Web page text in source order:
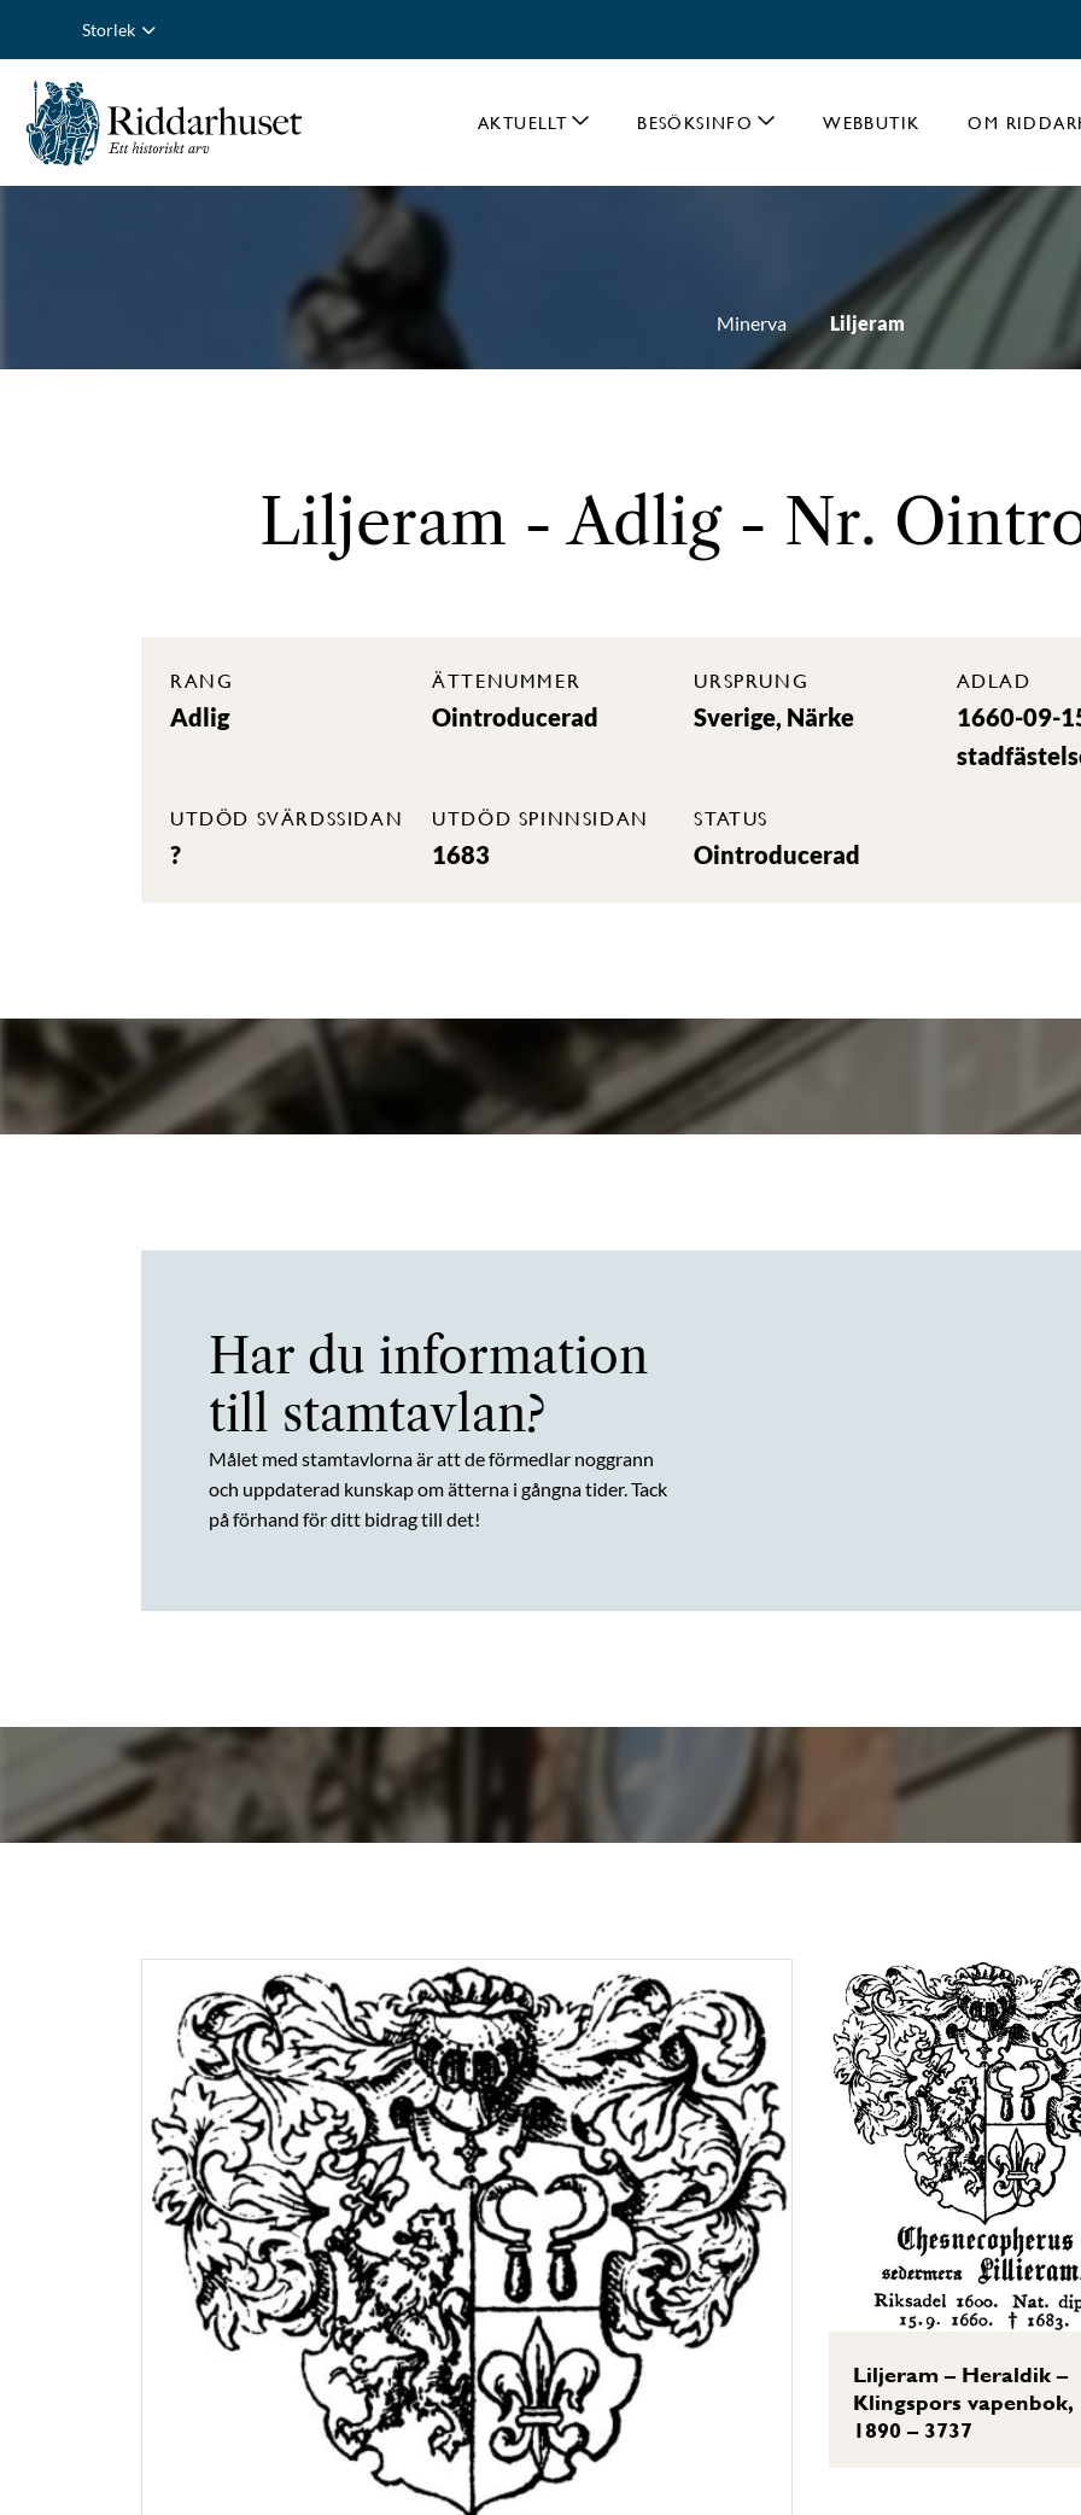
Storlek
AKTUELLT BESÖKSINFO WEBBUTIK OM
Minerva Liljeram
Liljeram - Adlig - Nr.
RANG
Adlig
ÄTTENUMMER
Ointroducerad
URSPRUNG
Sverige, Närke
ADLAD
1660-09-
UTDÖD SVÄRDSSIDAN
?
UTDÖD SPINNSIDAN
1683
STATUS
Ointroducerad
Har du information
till stamtavlan?
Målet med stamtavlorna är att de förmedlar noggrann
och uppdaterad kunskap om ätterna i gångna tider. Tack
på förhand för ditt bidrag till det!
Liljeram – Heraldik –
Klingspors vapenbok,
1890 – 3737